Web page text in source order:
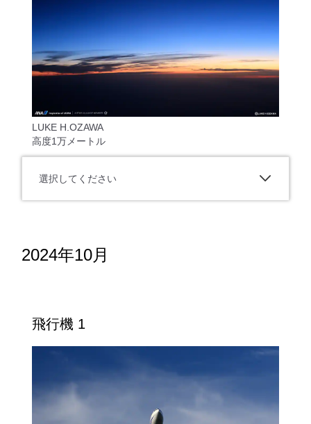
LUKE H.OZAWA
高度1万メートル
選択してください
2024年10月
飛行機 1